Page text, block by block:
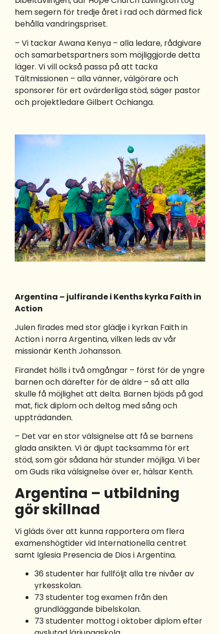
hem segern för tredje året i rad och därmed fick
behålla vandringspriset.
– Vi tackar Awana Kenya – alla ledare, rådgivare
och samarbetspartners som möjliggjorde detta
läger. Vi vill också passa på att tacka
Tältmissionen – alla vänner, välgörare och
sponsorer för ert ovärderliga stöd, säger pastor
och projektledare Gilbert Ochianga.
Argentina – julfirande i Kenths kyrka Faith in
Action
Julen firades med stor glädje i kyrkan Faith in
Action i norra Argentina, vilken leds av vår
missionär Kenth Johansson.
Firandet hölls i två omgångar – först för de yngre
barnen och därefter för de äldre – så att alla
skulle få möjlighet att delta. Barnen bjöds på god
mat, fick diplom och deltog med sång och
uppträdanden.
– Det var en stor välsignelse att få se barnens
glada ansikten. Vi är djupt tacksamma för ert
stöd, som gör sådana här stunder möjliga. Vi ber
om Guds rika välsignelse över er, hälsar Kenth.
Argentina – utbildning
gör skillnad
Vi gläds över att kunna rapportera om flera
examenshögtider vid Internationella centret
samt Iglesia Presencia de Dios i Argentina.
36 studenter har fullföljt alla tre nivåer av
yrkesskolan.
73 studenter tog examen från den
grundläggande bibelskolan.
73 studenter mottog i oktober diplom efter